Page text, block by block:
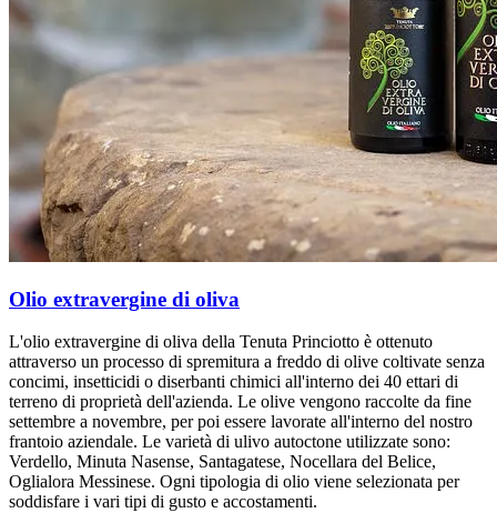
Olio extravergine di oliva
L'olio extravergine di oliva della Tenuta Princiotto è ottenuto
attraverso un processo di spremitura a freddo di olive coltivate senza
concimi, insetticidi o diserbanti chimici all'interno dei 40 ettari di
terreno di proprietà dell'azienda. Le olive vengono raccolte da fine
settembre a novembre, per poi essere lavorate all'interno del nostro
frantoio aziendale. Le varietà di ulivo autoctone utilizzate sono:
Verdello, Minuta Nasense, Santagatese, Nocellara del Belice,
Oglialora Messinese. Ogni tipologia di olio viene selezionata per
soddisfare i vari tipi di gusto e accostamenti.